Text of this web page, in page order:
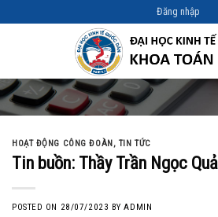
to
Đăng nhập
HOẠT ĐỘNG CÔNG ĐOÀN, TIN TỨC
Tin buồn: Thầy Trần Ngọc
POSTED ON 28/07/2023 BYADMIN